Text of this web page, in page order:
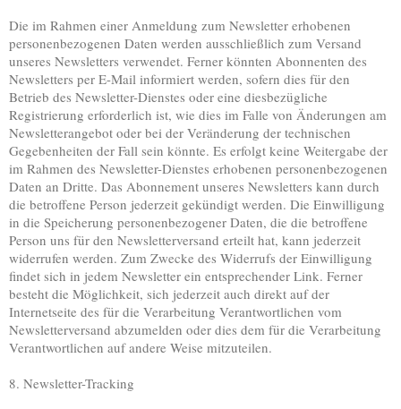
Die im Rahmen einer Anmeldung zum Newsletter erhobenen
personenbezogenen Daten werden ausschließlich zum Versand
unseres Newsletters verwendet. Ferner könnten Abonnenten des
Newsletters per E-Mail informiert werden, sofern dies für den
Betrieb des Newsletter-Dienstes oder eine diesbezügliche
Registrierung erforderlich ist, wie dies im Falle von Änderungen am
Newsletterangebot oder bei der Veränderung der technischen
Gegebenheiten der Fall sein könnte. Es erfolgt keine Weitergabe der
im Rahmen des Newsletter-Dienstes erhobenen personenbezogenen
Daten an Dritte. Das Abonnement unseres Newsletters kann durch
die betroffene Person jederzeit gekündigt werden. Die Einwilligung
in die Speicherung personenbezogener Daten, die die betroffene
Person uns für den Newsletterversand erteilt hat, kann jederzeit
widerrufen werden. Zum Zwecke des Widerrufs der Einwilligung
findet sich in jedem Newsletter ein entsprechender Link. Ferner
besteht die Möglichkeit, sich jederzeit auch direkt auf der
Internetseite des für die Verarbeitung Verantwortlichen vom
Newsletterversand abzumelden oder dies dem für die Verarbeitung
Verantwortlichen auf andere Weise mitzuteilen.
8. Newsletter-Tracking